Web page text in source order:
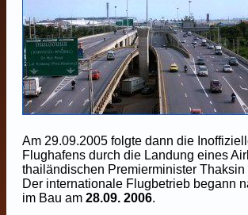
Am 29.09.2005 folgte dann die
Flughafens durch die Landung eines
thailändischen Premierminister
Der internationale Flugbetrieb begann
im Bau am 28.09. 2006.